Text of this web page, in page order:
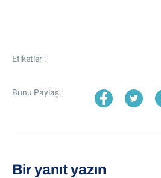
Etiketler :
Bunu Paylaş :
Bir yanıt yazın